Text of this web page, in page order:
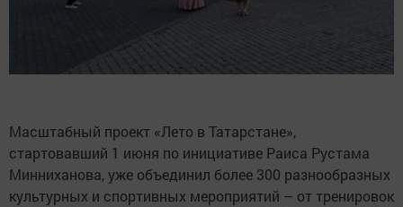
Масштабный проект «Лето в Татарстане»,
стартовавший 1 июня по инициативе Раиса Рустама
Минниханова, уже объединил более 300 разнообразных
культурных и спортивных мероприятий – от тренировок